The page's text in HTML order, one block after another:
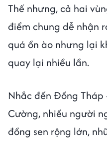
Thế nhưng, cả hai
điểm chung dễ nhận
quá ồn ào nhưng lại
quay lại nhiều lần.
Nhắc đến Đồng Tháp
Cường, nhiều người
đồng sen rộng lớn,